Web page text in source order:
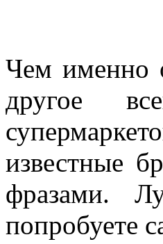
Чемименно
другое
известные
фразами.
попробуете